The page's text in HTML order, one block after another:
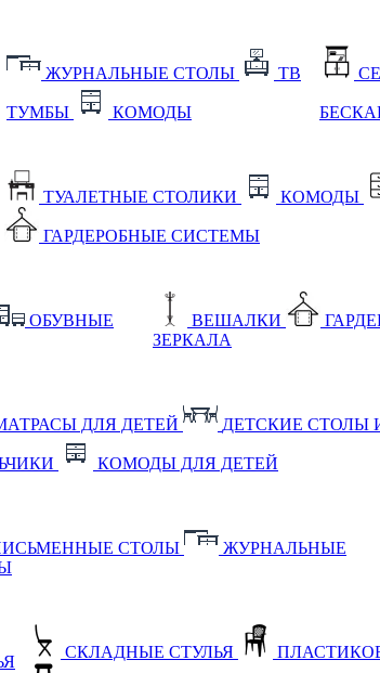
ЖУРНАЛЬНЫЕ СТОЛЫ ТВ
ТУМБЫ КОМОДЫ
ТУАЛЕТНЫЕ СТОЛИКИ КОМОДЫ
ГАРДЕРОБНЫЕ СИСТЕМЫ
ОБУВНЫЕ
ВЕШАЛКИ
ЗЕРКАЛА
ДЛЯ ДЕТЕЙ ДЕТСКИЕ СТОЛЫ
КОМОДЫ ДЛЯ ДЕТЕЙ
СТОЛЫ
ЖУРНАЛЬНЫЕ
СКЛАДНЫЕ СТУЛЬЯ